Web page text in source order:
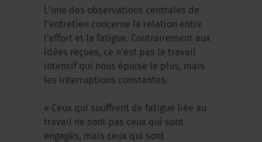
L’une des observations centrales de
l’entretien concerne la relation entre
l’effort et la fatigue. Contrairement aux
idées reçues, ce n’est pas le travail
intensif qui nous épuise le plus, mais
les interruptions constantes.
« Ceux qui souffrent de fatigue liée au
travail ne sont pas ceux qui sont
engagés, mais ceux qui sont